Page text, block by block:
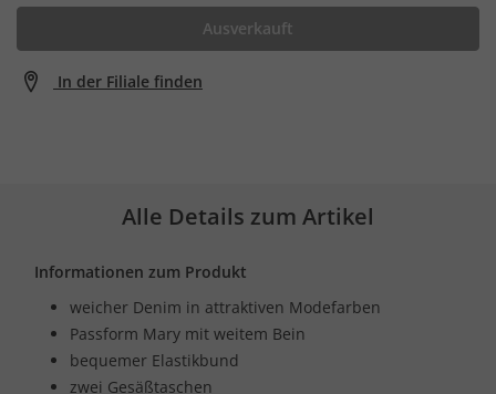
Ausverkauft
In der Filiale finden
Alle Details zum Artikel
Informationen zum Produkt
weicher Denim in attraktiven Modefarben
Passform Mary mit weitem Bein
bequemer Elastikbund
zwei Gesäßtaschen